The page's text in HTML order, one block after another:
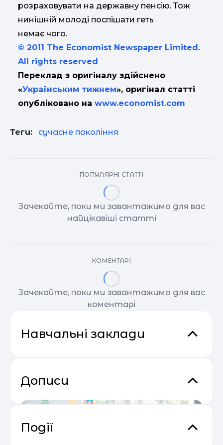
розраховувати на державну пенсію. Тож
нинішній молоді поспішати геть
немає чого.
© 2011 The Economist Newspaper Limited.
All rights reserved
Переклад з оригіналу здійснено
«Українським тижнем», оригінал статті
опубліковано на www.economist.com
Теги: сучасне покоління
ПОПУЛЯРНІ СТАТТІ
Зачекайте, поки ми завантажимо для вас
найцікавіші статті
КОМЕНТАРІ
Зачекайте, поки ми завантажимо для вас
коментарі
Навчальні заклади
Дописи
Події